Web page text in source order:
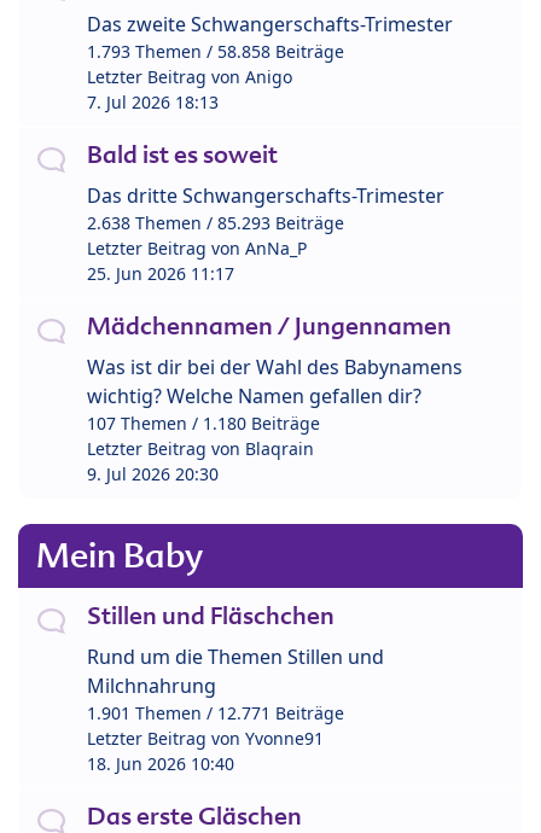
Das zweite Schwangerschafts-Trimester
1.793 Themen / 58.858 Beiträge
Letzter Beitrag von Anigo
7. Jul 2026 18:13
Bald ist es soweit
Das dritte Schwangerschafts-Trimester
2.638 Themen / 85.293 Beiträge
Letzter Beitrag von AnNa_P
25. Jun 2026 11:17
Mädchennamen / Jungennamen
Was ist dir bei der Wahl des Babynamens
wichtig? Welche Namen gefallen dir?
107 Themen / 1.180 Beiträge
Letzter Beitrag von Blaqrain
9. Jul 2026 20:30
Mein Baby
Stillen und Fläschchen
Rund um die Themen Stillen und
Milchnahrung
1.901 Themen / 12.771 Beiträge
Letzter Beitrag von Yvonne91
18. Jun 2026 10:40
Das erste Gläschen